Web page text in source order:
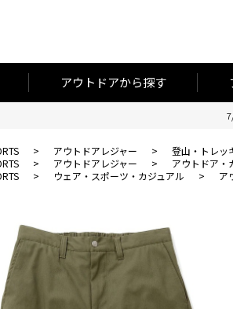
アウトドアから探す
> アウトドアレジャー > 登山・トレッ
> アウトドアレジャー > アウトドア・
> ウェア・スポーツ・カジュアル > ア